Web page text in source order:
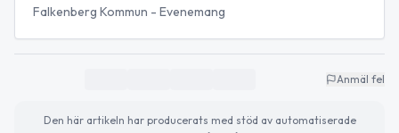
Falkenberg Kommun - Evenemang
Anmäl fel
Den här artikeln har producerats med stöd av automatiserade